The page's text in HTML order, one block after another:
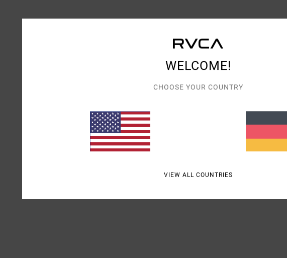
WELCOME!
CHOOSE YOUR COUNTRY
VIEW ALL COUNTRIES